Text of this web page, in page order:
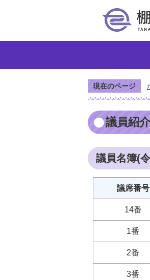
現在のページ
議員紹介
議員名簿(
議席番号
14番
1番
2番
3番